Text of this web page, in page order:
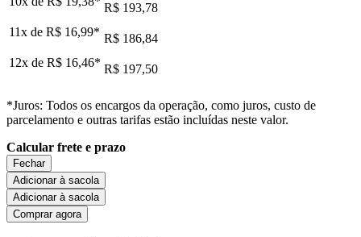
R$ 193,78
11x de R$ 16,99* R$ 186,84
12x de R$ 16,46* R$ 197,50
*Juros: Todos os encargos da operação, como juros, custo de
parcelamento e outras tarifas estão incluídas neste valor.
Calcular frete e prazo
Fechar
Adicionar à sacola
Adicionar à sacola
Comprar agora